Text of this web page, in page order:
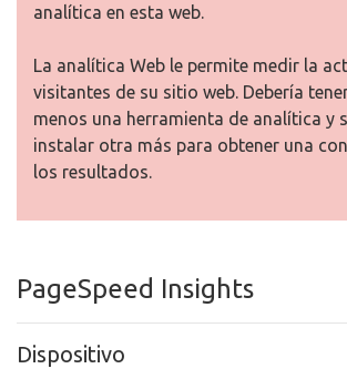
analítica en esta web.
La analítica Web le permite medir la
visitantes de su sitio web. Debería
menos una herramienta de analítica y
instalar otra más para obtener una
los resultados.
PageSpeed Insights
Dispositivo